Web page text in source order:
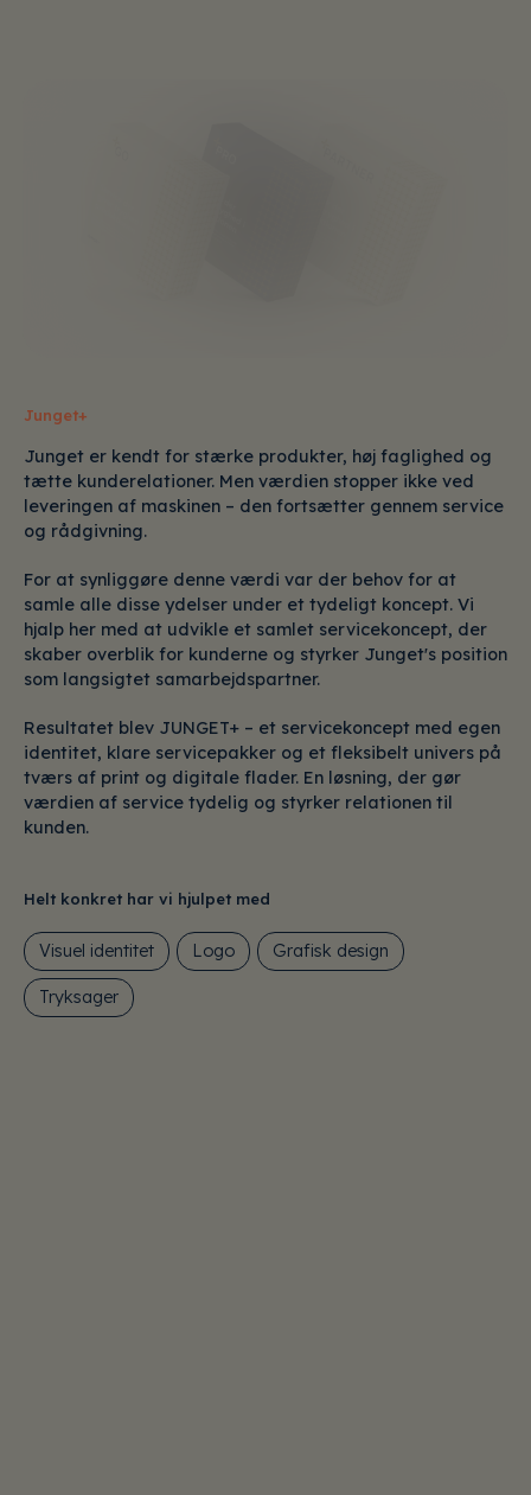
Junget+
Junget er kendt for stærke produkter, høj faglighed og
tætte kunderelationer. Men værdien stopper ikke ved
leveringen af maskinen – den fortsætter gennem service
og rådgivning.
For at synliggøre denne værdi var der behov for at
samle alle disse ydelser under et tydeligt koncept. Vi
hjalp her med at udvikle et samlet servicekoncept, der
skaber overblik for kunderne og styrker Junget's position
som langsigtet samarbejdspartner.
Resultatet blev JUNGET+ – et servicekoncept med egen
identitet, klare servicepakker og et fleksibelt univers på
tværs af print og digitale flader. En løsning, der gør
værdien af service tydelig og styrker relationen til
kunden.
Helt konkret har vi hjulpet med
Visuel identitet Logo Grafisk design
Tryksager